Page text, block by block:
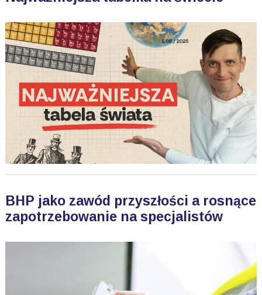
BHP jako zawód przyszłości a rosnące
zapotrzebowanie na specjalistów